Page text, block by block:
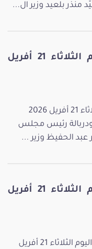
بلعيد وزير ال...
ملخّص الجلسة العامة ليوم الثلاثاء 21 أفريل
عقد مجلس نوّاب الشعب اليوم الثلاثاء 21 أفريل 2026
رئيس مجلس
الحفيظ وزير ...
ملخّص الجلسة العامة ليوم الثلاثاء 21 أفريل
واصل مجلس نواب الشعب مساء اليوم الثلاثاء 21 أفريل